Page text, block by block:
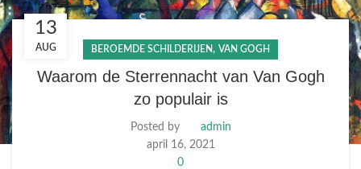
13
AUG BEROEMDE SCHILDERIJEN , VAN GOGH
Waarom de Sterrennacht van Van Gogh
zo populair is
Posted by
admin
april 16, 2021
0